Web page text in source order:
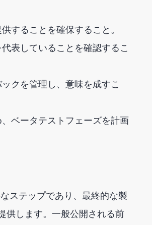
することを確保すること。
表していることを確認するこ
クを管理し、意味を成すこ
ベータテストフェーズを計画
ステップであり、最終的な製
供します。一般公開される前